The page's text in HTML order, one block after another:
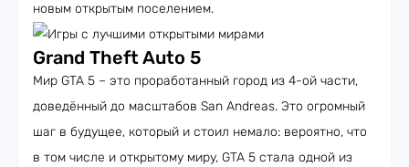
новым открытым поселением.
Grand Theft Auto 5
Мир GTA 5 – это проработанный город из 4-ой части,
доведённый до масштабов San Andreas. Это огромный
шаг в будущее, который и стоил немало: вероятно, что
в том числе и открытому миру, GTA 5 стала одной из